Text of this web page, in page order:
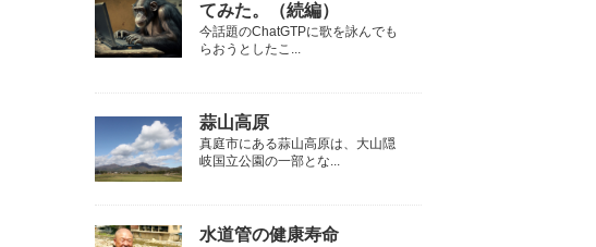
てみた。（続編）
今話題のChatGTPに歌を詠んでも
らおうとしたこ...
蒜山高原
真庭市にある蒜山高原は、大山隠
岐国立公園の一部とな...
水道管の健康寿命